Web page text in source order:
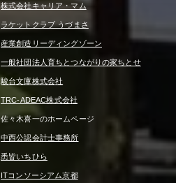
株式会社キャリア・マム
ラケットクラブ うづまさ
産業創造リーディングゾーン
一般社団法人育ちとつながりの家ちとせ
駿台文庫株式会社
TRC-ADEAC株式会社
佐々木喜一のホームページ
中西公認会計士事務所
悉皆いちひら
ITコンソーシアム京都